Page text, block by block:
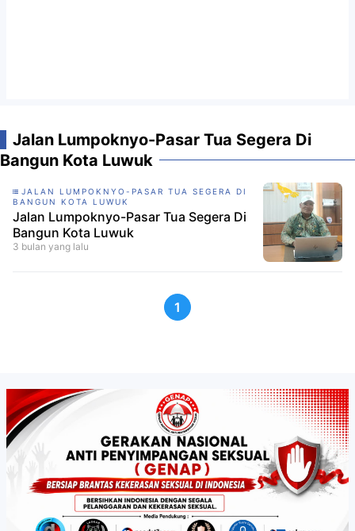
Jalan Lumpoknyo-Pasar Tua Segera Di
Bangun Kota Luwuk
JALAN LUMPOKNYO-PASAR TUA SEGERA DI
BANGUN KOTA LUWUK
Jalan Lumpoknyo-Pasar Tua Segera Di
Bangun Kota Luwuk
3 bulan yang lalu
1